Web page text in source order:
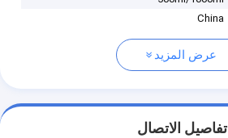
China
عرض المزيد
تفاصيل الاتصال